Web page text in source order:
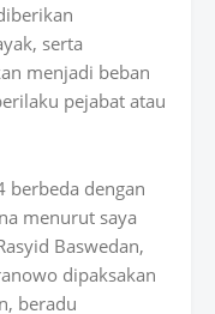
serta
menjadi beban
pejabat atau
berbeda dengan
menurut saya
Baswedan,
dipaksakan
beradu